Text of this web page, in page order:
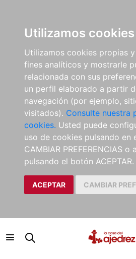
Utilizamos cookies
Utilizamos cookies propias
fines analíticos y mostrarle
relacionada con sus
un perfil elaborado a partir
navegación (por ejemplo,
visitados). Consulte nuestra
cookies. Usted puede
uso de cookies pulsando en
CAMBIAR PREFERENCIAS
pulsando el botón ACEPTAR.
ACEPTAR CAMBIAR